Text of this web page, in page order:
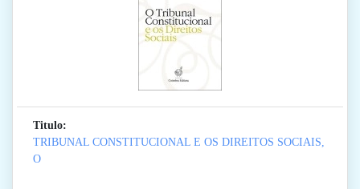
Titulo:
TRIBUNAL CONSTITUCIONAL E OS DIREITOS SOCIAIS,
O